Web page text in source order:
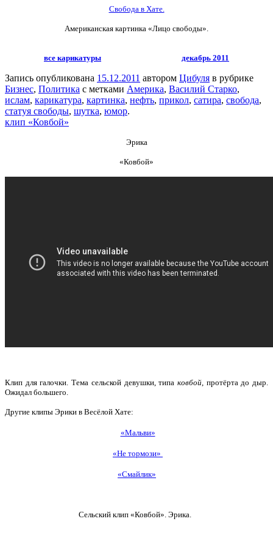
Свобода в Хате.
Американская картинка «Лицо свободы».
все карикатуры декабрь 2011
Запись опубликована 15.12.2011 автором Цибуля в рубрике
Бизнес, Политика с метками Америка, Василий Старко,
ислам, карикатура, картинка, нефть, прикол, сатира, свобода,
статуя свободы, шутка, юмор.
клип «Ковбой»
Эрика
«Ковбой»
Клип для галочки. Тема сельской девушки, типа ковбой, протёрта до дыр.
Ожидал большего.
Другие клипы Эрики в Весёлой Хате:
«Мальви»
«Не тормози»
«Смайлик»
Сельский клип «Ковбой». Эрика.